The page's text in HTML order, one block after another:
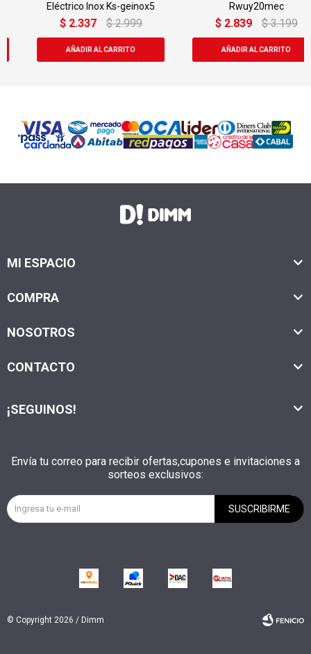
Eléctrico Inox Ks-geinox5
2.337 $ 2.999
Rwuy20mec
2.839 $ 3.199
MI ESPACIO
COMPRA
NOSOTROS
CONTACTO
Envía tu correo para recibir ofertas,cupones e invitaciones a
sorteos exclusivos:
SUSCRIBIRME
¡SEGUINOS!
© Copyright 2026 / Dimm